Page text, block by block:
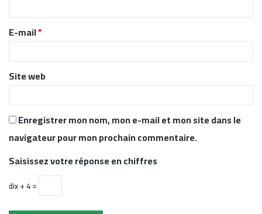
r
e
*
E-mail*
Site web
Enregistrer mon nom, mon e-mail et mon site dans le
navigateur pour mon prochain commentaire.
Saisissez votre réponse en chiffres
dix + 4 =